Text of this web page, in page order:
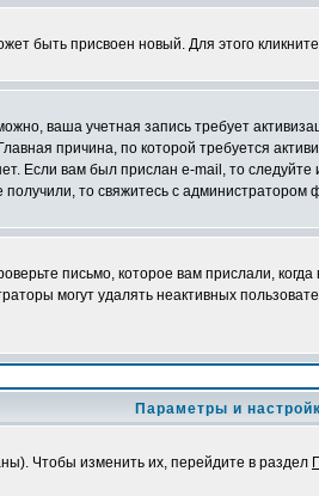
быть присвоен новый. Для этого
ваша учетная запись требует
причина, по которой требуется
Если вам был прислан e-mail, то
то свяжитесь с администратором
письмо, которое вам прислали,
могут удалять неактивных
Параметры и
Чтобы изменить их, перейдите в раздел